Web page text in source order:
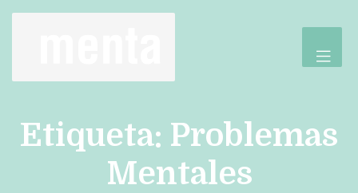
Etiqueta: Problemas
Mentales